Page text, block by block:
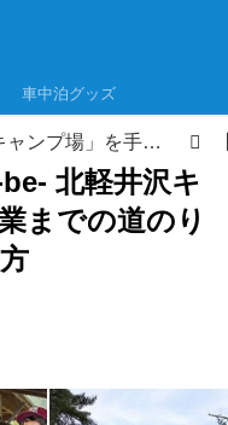
車中泊グッズ
「自分のキャンプ場」を手に入れた人に聞いてみた！開業までの道のりとキャンプ場のつくり方
北軽井沢キ
までの道のり